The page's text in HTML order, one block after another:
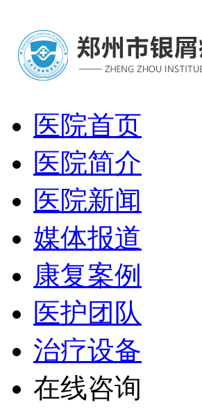
医院首页
医院简介
医院新闻
媒体报道
康复案例
医护团队
治疗设备
在线咨询